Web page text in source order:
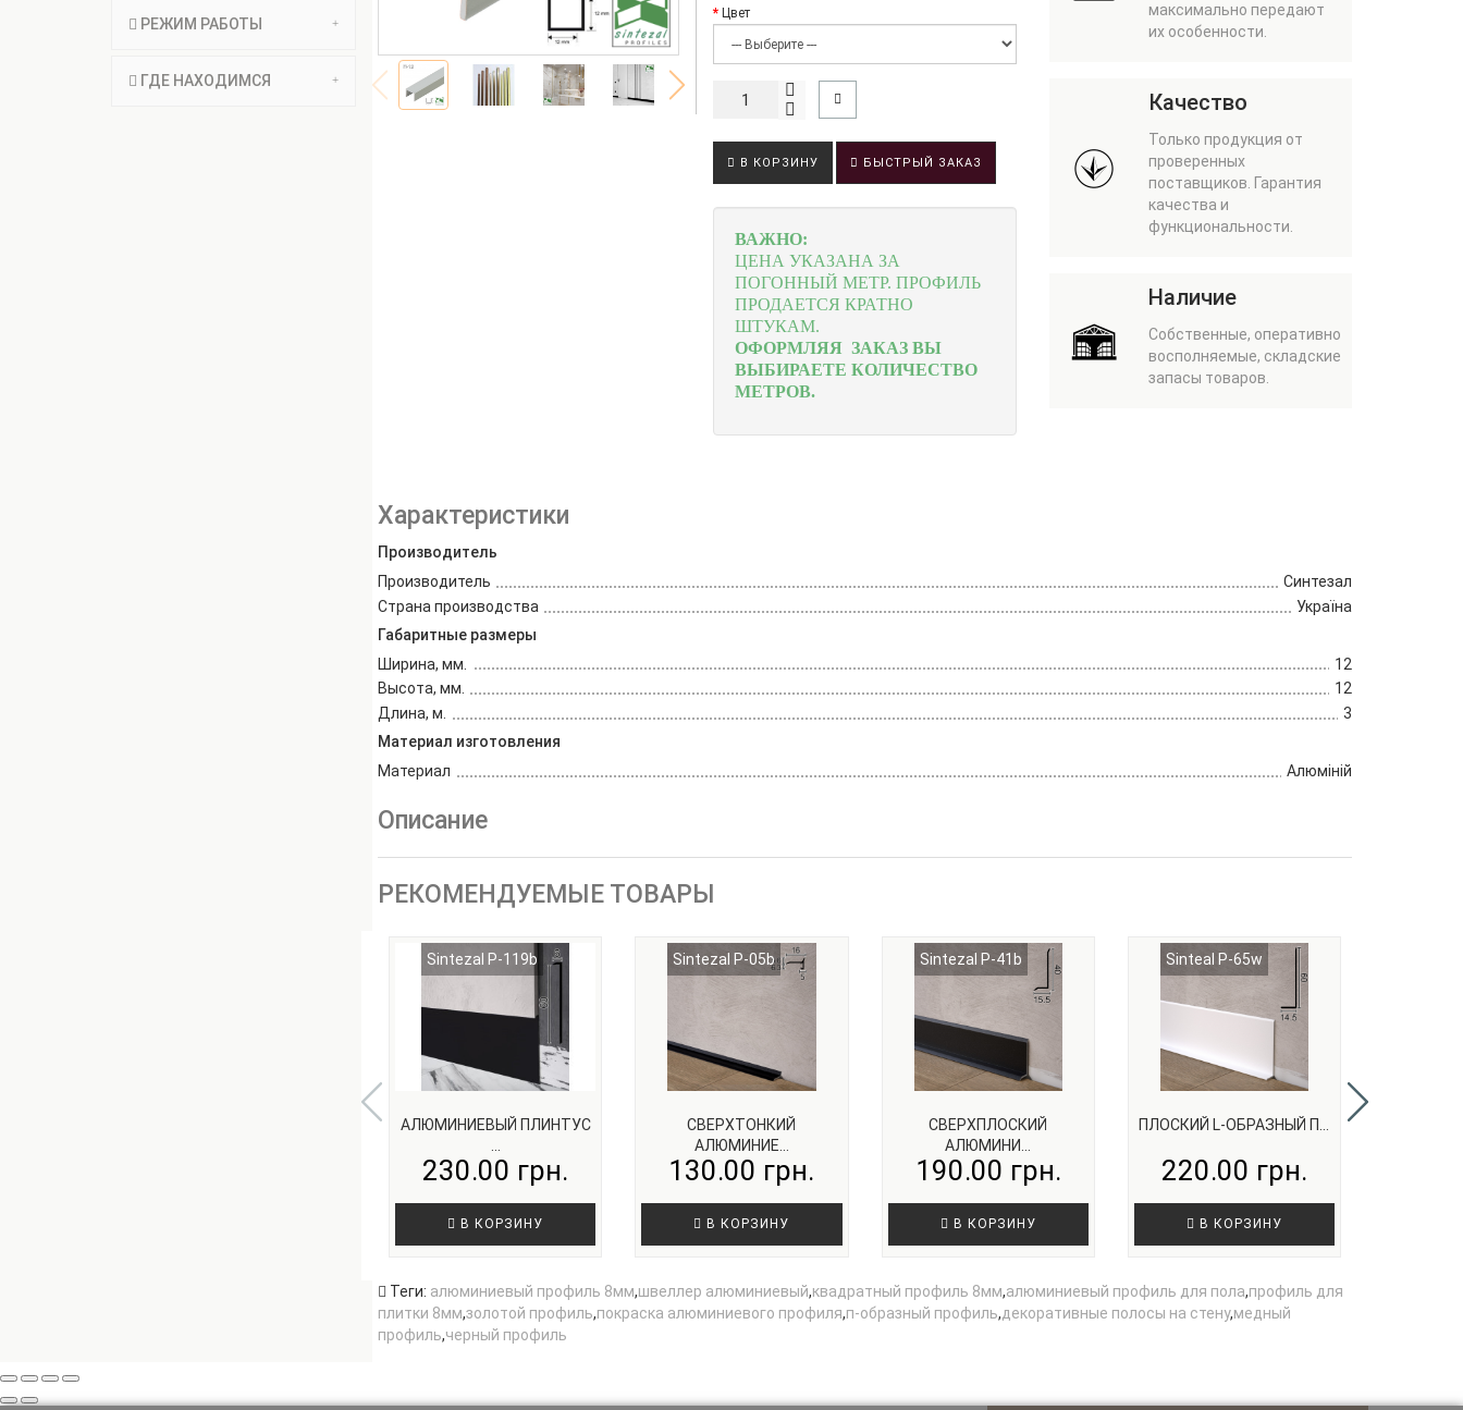
РЕЖИМ РАБОТЫ
ГДЕ НАХОДИМСЯ
Цвет
В КОРЗИНУ БЫСТРЫЙ ЗАКАЗ
ВАЖНО:
ЦЕНА УКАЗАНА ЗА
ПОГОННЫЙ МЕТР.ПРОФИЛЬ
ПРОДАЕТСЯ КРАТНО
ШТУКАМ.
ОФОРМЛЯЯ ЗАКАЗ ВЫ
ВЫБИРАЕТЕ КОЛИЧЕСТВО
МЕТРОВ.
максимально передают
их особенности.
Качество
Только продукция от
проверенных
поставщиков. Гарантия
качества и
функциональности.
Наличие
Собственные, оперативно
восполняемые, складские
запасы товаров.
Характеристики
Производитель
Производитель
Синтезал
Страна производства
Україна
Габаритные размеры
Ширина, мм.
12
Высота, мм.
12
Длина, м.
3
Материал изготовления
Материал
Алюміній
Описание
РЕКОМЕНДУЕМЫЕ ТОВАРЫ
Sintezal P-119b
АЛЮМИНИЕВЫЙ ПЛИНТУС
...
230.00 грн.
В КОРЗИНУ
Sintezal P-05b
СВЕРХТОНКИЙ
АЛЮМИНИЕ...
130.00 грн.
В КОРЗИНУ
Sintezal P-41b
СВЕРХПЛОСКИЙ
АЛЮМИНИ...
190.00 грн.
В КОРЗИНУ
Sinteal P-65w
ПЛОСКИЙ L-ОБРАЗНЫЙ П...
220.00 грн.
В КОРЗИНУ
Теги: алюминиевый профиль 8мм,швеллер алюминиевый,квадратный профиль 8мм,алюминиевый профиль для пола,профиль для
плитки 8мм,золотой профиль,покраска алюминиевого профиля,п-образный профиль,декоративные полосы на стену,медный
профиль,черный профиль